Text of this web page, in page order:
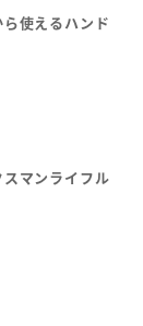
使えるハンド
マンライフル